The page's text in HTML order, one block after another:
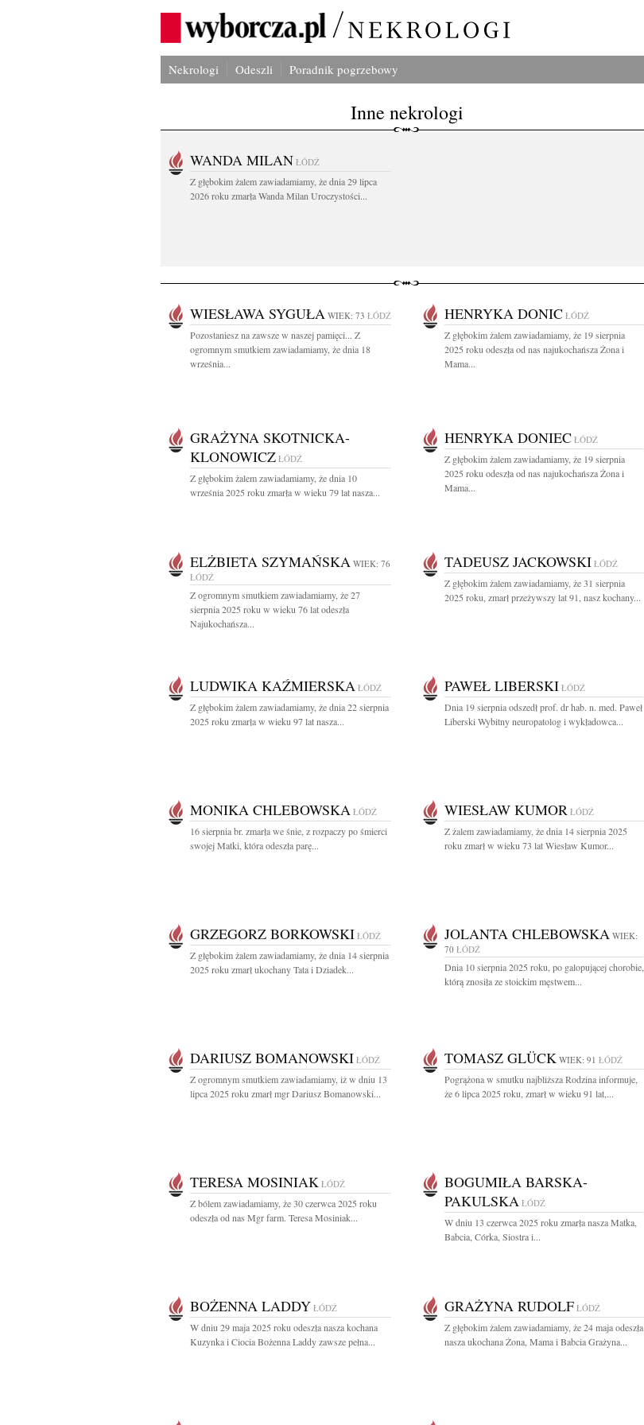
Nekrologi Odeszli Poradnik pogrzebowy
Inne nekrologi
WANDA MILAN ŁÓDŹ
Z głębokim żalem zawiadamiamy, że dnia 29 lipca
2026 roku zmarła Wanda Milan Uroczystości...
WIESŁAWA SYGUŁA WIEK: 73 ŁÓDŹ
Pozostaniesz na zawsze w naszej pamięci... Z
ogromnym smutkiem zawiadamiamy, że dnia 18
września...
HENRYKA DONIC ŁÓDŹ
Z głębokim żalem zawiadamiamy, że 19 sierpnia
2025 roku odeszła od nas najukochańsza Żona i
Mama...
GRAŻYNA SKOTNICKA-
KLONOWICZ ŁÓDŹ
Z głębokim żalem zawiadamiamy, że dnia 10
września 2025 roku zmarła w wieku 79 lat nasza...
HENRYKA DONIEC ŁÓDŹ
Z głębokim żalem zawiadamiamy, że 19 sierpnia
2025 roku odeszła od nas najukochańsza Żona i
Mama...
ELŻBIETA SZYMAŃSKA WIEK: 76
ŁÓDŹ
Z ogromnym smutkiem zawiadamiamy, że 27
sierpnia 2025 roku w wieku 76 lat odeszła
Najukochańsza...
TADEUSZ JACKOWSKI ŁÓDŹ
Z głębokim żalem zawiadamiamy, że 31 sierpnia
2025 roku, zmarł przeżywszy lat 91, nasz kochany...
LUDWIKA KAŹMIERSKA ŁÓDŹ
Z głębokim żalem zawiadamiamy, że dnia 22 sierpnia
2025 roku zmarła w wieku 97 lat nasza...
PAWEŁ LIBERSKI ŁÓDŹ
Dnia 19 sierpnia odszedł prof. dr hab. n. med. Paweł
Liberski Wybitny neuropatolog i wykładowca...
MONIKA CHLEBOWSKA ŁÓDŹ
16 sierpnia br. zmarła we śnie, z rozpaczy po śmierci
swojej Matki, która odeszła parę...
WIESŁAW KUMOR ŁÓDŹ
Z żalem zawiadamiamy, że dnia 14 sierpnia 2025
roku zmarł w wieku 73 lat Wiesław Kumor...
GRZEGORZ BORKOWSKI ŁÓDŹ
Z głębokim żalem zawiadamiamy, że dnia 14 sierpnia
2025 roku zmarł ukochany Tata i Dziadek...
JOLANTA CHLEBOWSKA WIEK:
70 ŁÓDŹ
Dnia 10 sierpnia 2025 roku, po galopującej chorobie,
którą znosiła ze stoickim męstwem...
DARIUSZ BOMANOWSKI ŁÓDŹ
Z ogromnym smutkiem zawiadamiamy, iż w dniu 13
lipca 2025 roku zmarł mgr Dariusz Bomanowski...
TOMASZ GLÜCK WIEK: 91 ŁÓDŹ
Pogrążona w smutku najbliższa Rodzina informuje,
że 6 lipca 2025 roku, zmarł w wieku 91 lat,...
TERESA MOSINIAK ŁÓDŹ
Z bólem zawiadamiamy, że 30 czerwca 2025 roku
odeszła od nas Mgr farm. Teresa Mosiniak...
BOGUMIŁA BARSKA-
PAKULSKA ŁÓDŹ
W dniu 13 czerwca 2025 roku zmarła nasza Matka,
Babcia, Córka, Siostra i...
BOŻENNA LADDY ŁÓDŹ
W dniu 29 maja 2025 roku odeszła nasza kochana
Kuzynka i Ciocia Bożenna Laddy zawsze pełna...
GRAŻYNA RUDOLF ŁÓDŹ
Z głębokim żalem zawiadamiamy, że 24 maja odeszła
nasza ukochana Żona, Mama i Babcia Grażyna...